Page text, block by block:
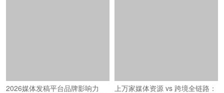
2026媒体发稿平台品牌影响力
上万家媒体资源 vs 跨境全链路：